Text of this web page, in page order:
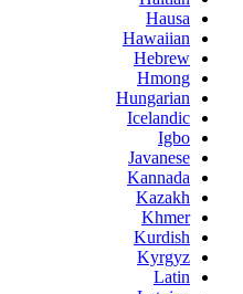
Hausa
Hawaiian
Hebrew
Hmong
Hungarian
Icelandic
Igbo
Javanese
Kannada
Kazakh
Khmer
Kurdish
Kyrgyz
Latin